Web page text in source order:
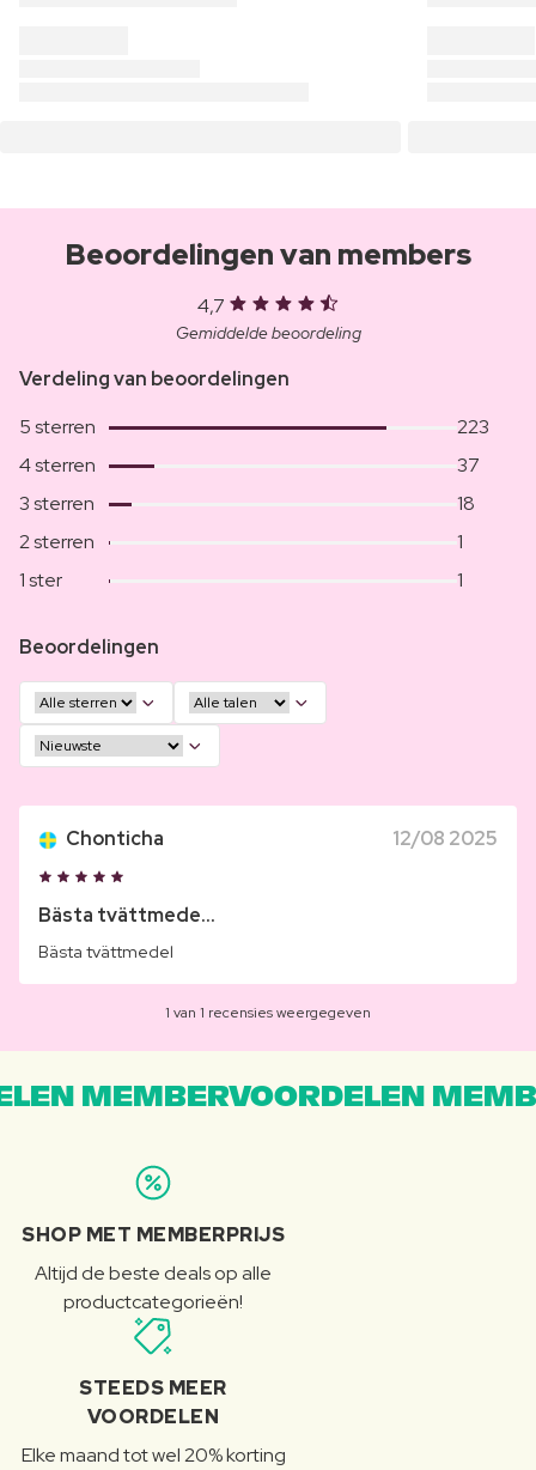
Beoordelingen van members
4,7
Gemiddelde beoordeling
Verdeling van beoordelingen
5 sterren
223
4 sterren
37
3 sterren
18
2 sterren
1
1 ster
1
Beoordelingen
Chonticha 12/08 2025
Bästa tvättmede...
Bästa tvättmedel
1 van 1 recensies weergegeven
MEMBERVOORDELEN
SHOP MET MEMBERPRIJS
Altijd de beste deals op alle
productcategorieën!
STEEDS MEER
VOORDELEN
Elke maand tot wel 20% korting